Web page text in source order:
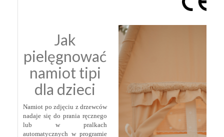
Jak
pielęgnować
namiot tipi
dla dzieci
Namiot po zdjęciu z drzewców
nadaje się do prania ręcznego
lub w pralkach
automatycznych w programie